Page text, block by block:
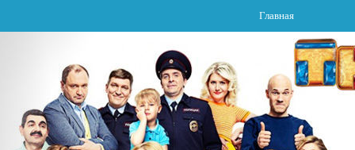
Главная